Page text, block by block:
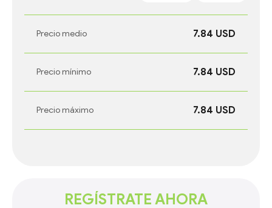
Precio medio 7.84 USD
Precio mínimo 7.84 USD
Precio máximo 7.84 USD
REGÍSTRATE AHORA